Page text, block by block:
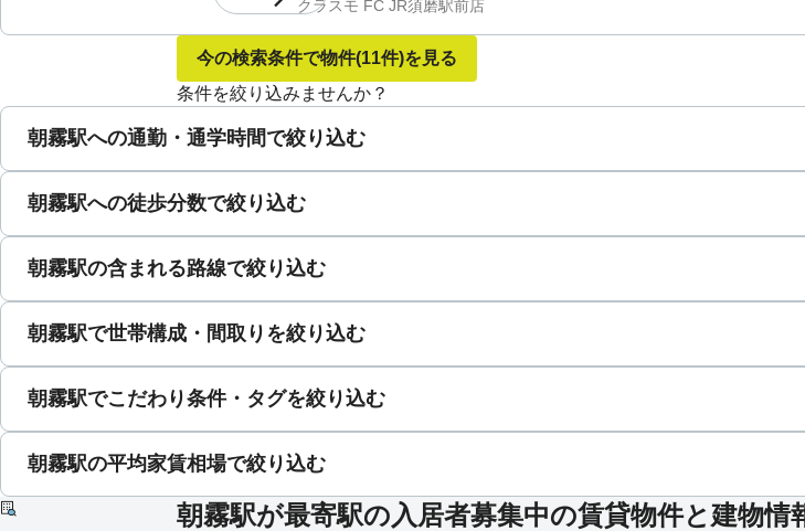
クラスモ FC JR須磨駅前店
今の検索条件で物件(11件)を見る
条件を絞り込みませんか？
朝霧駅への通勤・通学時間で絞り込む
朝霧駅への徒歩分数で絞り込む
朝霧駅の含まれる路線で絞り込む
朝霧駅で世帯構成・間取りを絞り込む
朝霧駅でこだわり条件・タグを絞り込む
朝霧駅の平均家賃相場で絞り込む
朝霧駅が最寄駅の入居者募集中の賃貸物件と建物情